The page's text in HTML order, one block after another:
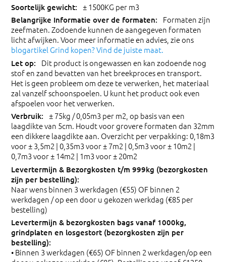
± 1500KG per m3
Formaten zijn
zeefmaten. Zodoende kunnen de aangegeven formaten
licht afwijken. Voor meer informatie en advies, zie ons
blogartikel Grind kopen? Vind de juiste maat.
Dit product is ongewassen en kan zodoende nog
stof en zand bevatten van het breekproces en transport.
Het is geen probleem om deze te verwerken, het materiaal
zal vanzelf schoonspoelen. U kunt het product ook even
afspoelen voor het verwerken.
± 75kg / 0,05m3 per m2, op basis van een
laagdikte van 5cm. Houdt voor grovere formaten dan 32mm
een dikkere laagdikte aan. Overzicht per verpakking: 0,18m3
voor ± 3,5m2 | 0,35m3 voor ± 7m2 | 0,5m3 voor ± 10m2 |
0,7m3 voor ± 14m2 | 1m3 voor ± 20m2
Naar wens binnen 3 werkdagen (€55) OF binnen 2
werkdagen / op een door u gekozen werkdag (€85 per
bestelling)
• Binnen 3 werkdagen (€65) OF binnen 2 werkdagen/op een